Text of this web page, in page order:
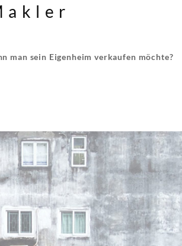
man sein Eigenheim verkaufen möchte?